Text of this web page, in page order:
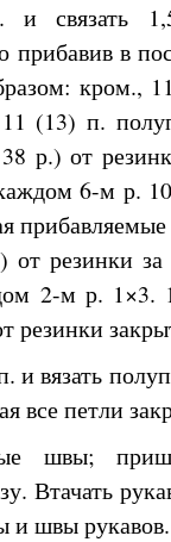
и связать
прибавив в
кром.,
11 (13) п.
38 р.) от
6-м р.
от резинки
2-м р. 1×3.
резинки
и вязать
все петли
швы;
Втачать
и швырукавов.